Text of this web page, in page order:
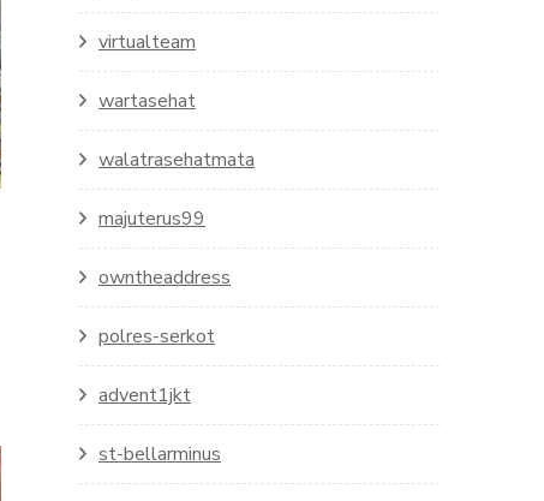
virtualteam
wartasehat
walatrasehatmata
majuterus99
owntheaddress
polres-serkot
advent1jkt
st-bellarminus